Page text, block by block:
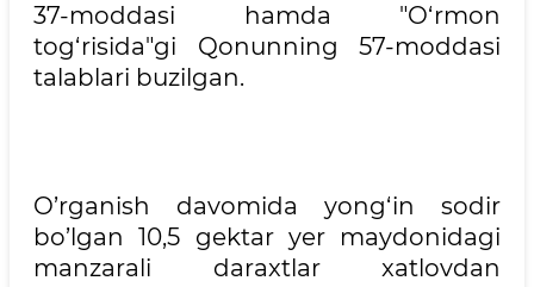
37-moddasi hamda "O‘rmon
tog‘risida"gi Qonunning 57-moddasi
talablari buzilgan.
O’rganish davomida yong‘in sodir
bo’lgan 10,5 gektar yer maydonidagi
manzarali daraxtlar xatlovdan